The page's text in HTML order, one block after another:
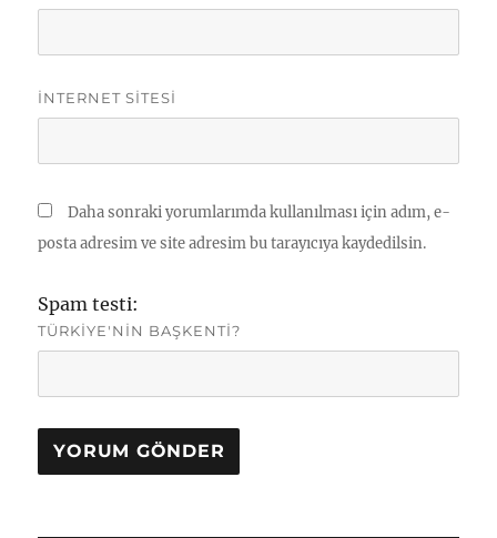
İNTERNET SITESI
Daha sonraki yorumlarımda kullanılması için adım, e-
posta adresim ve site adresim bu tarayıcıya kaydedilsin.
Spam testi:
TÜRKIYE'NIN BAŞKENTI?